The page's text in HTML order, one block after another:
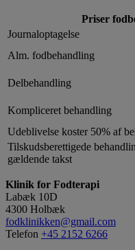
Priser
Journaloptagelse
Alm. fodbehandling
Delbehandling
Kompliceret behandling
Udeblivelse koster 50% af
Tilskudsberettigede
gældende takst
Klinik for Fodterapi
Labæk 10D
4300 Holbæk
fodklinikken@gmail.com
Telefon +45 2152 6266